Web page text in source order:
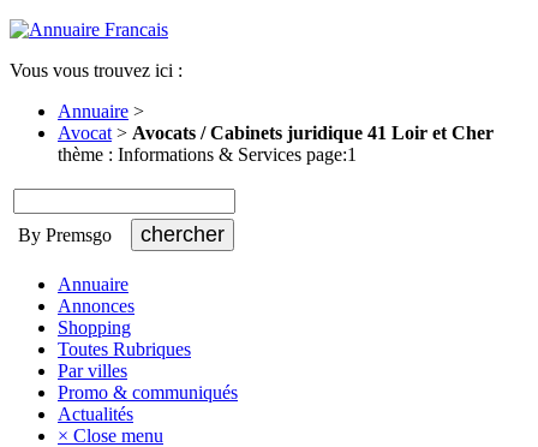
Vous vous trouvez ici :
Annuaire >
Avocat > Avocats / Cabinets juridique 41 Loir et Cher
thème : Informations & Services page:1
By Premsgo
Annuaire
Annonces
Shopping
Toutes Rubriques
Par villes
Promo & communiqués
Actualités
× Close menu